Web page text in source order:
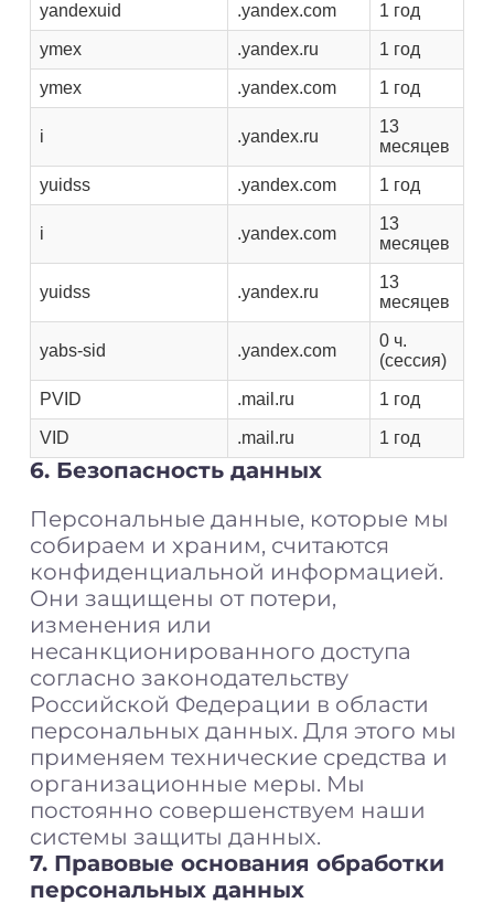
yandexuid .yandex.com 1 год
ymex .yandex.ru 1 год
ymex .yandex.com 1 год
i .yandex.ru
13
месяцев
yuidss .yandex.com 1 год
i .yandex.com
13
месяцев
yuidss .yandex.ru
13
месяцев
yabs-sid .yandex.com
0 ч.
(сессия)
PVID .mail.ru 1 год
VID .mail.ru 1 год
6. Безопасность данных
Персональные данные, которые мы
собираем и храним, считаются
конфиденциальной информацией.
Они защищены от потери,
изменения или
несанкционированного доступа
согласно законодательству
Российской Федерации в области
персональных данных. Для этого мы
применяем технические средства и
организационные меры. Мы
постоянно совершенствуем наши
системы защиты данных.
7. Правовые основания обработки
персональных данных